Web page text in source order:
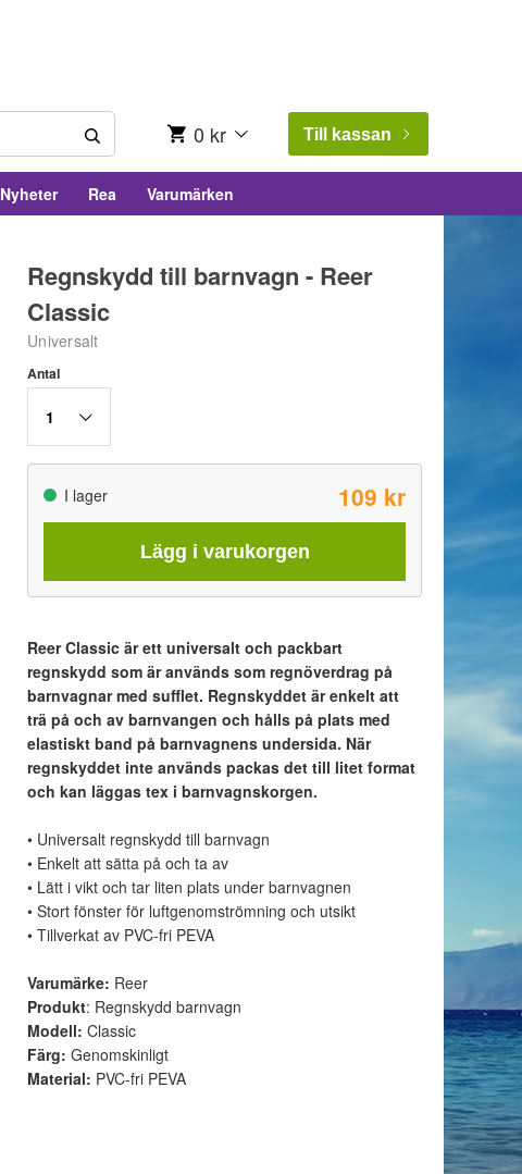
0 kr Till kassan
Nyheter Rea Varumärken
Regnskydd till barnvagn - Reer
Classic
Universalt
Antal
1
I lager 109 kr
Lägg i varukorgen
Reer Classic är ett universalt och packbart
regnskydd som är används som regnöverdrag på
barnvagnar med sufflet. Regnskyddet är enkelt att
trä på och av barnvangen och hålls på plats med
elastiskt band på barnvagnens undersida. När
regnskyddet inte används packas det till litet format
och kan läggas tex i barnvagnskorgen.
• Universalt regnskydd till barnvagn
• Enkelt att sätta på och ta av
• Lätt i vikt och tar liten plats under barnvagnen
• Stort fönster för luftgenomströmning och utsikt
• Tillverkat av PVC-fri PEVA
Varumärke: Reer
Produkt: Regnskydd barnvagn
Modell:Classic
Färg: Genomskinligt
Material: PVC-fri PEVA